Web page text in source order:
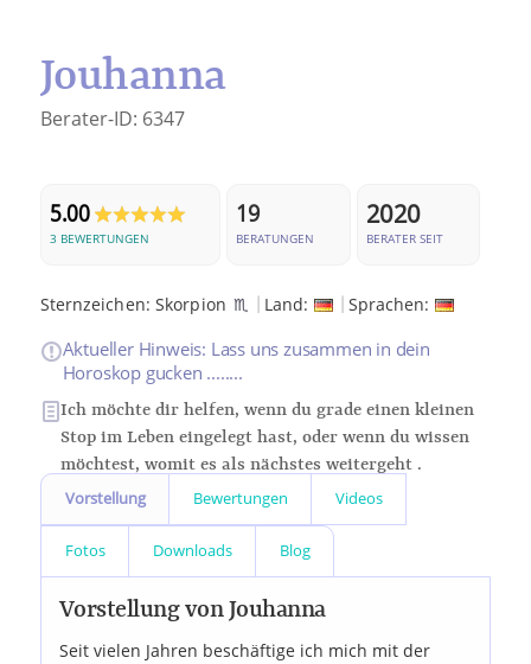
Jouhanna
Berater-ID: 6347
5.00
3 BEWERTUNGEN
19
BERATUNGEN
2020
BERATER SEIT
Sternzeichen: Skorpion ♏ Land:
Sprachen:
Aktueller Hinweis: Lass uns zusammen in dein
Horoskop gucken ........
Ich möchte dir helfen, wenn du grade einen kleinen
Stop im Leben eingelegt hast, oder wenn du wissen
möchtest, womit es als nächstes weitergeht .
Vorstellung Bewertungen Videos
Fotos Downloads Blog
Vorstellung von Jouhanna
Seit vielen Jahren beschäftige ich mich mit der